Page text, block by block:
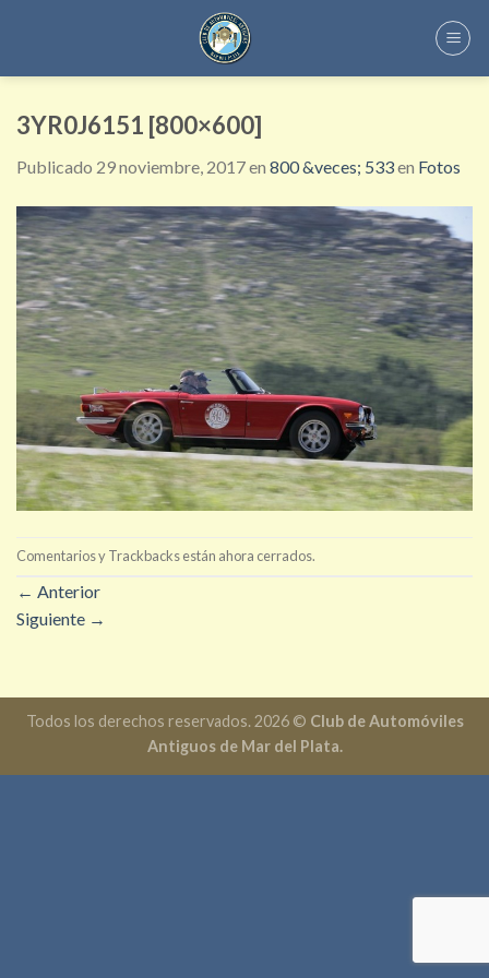
3YR0J6151 [800×600]
Publicado 29 noviembre, 2017en 800 &veces; 533en Fotos
Comentarios y Trackbacks están ahora cerrados.
← Anterior
Siguiente →
Todos los derechos reservados. 2026 © Club de Automóviles
Antiguos de Mar del Plata.